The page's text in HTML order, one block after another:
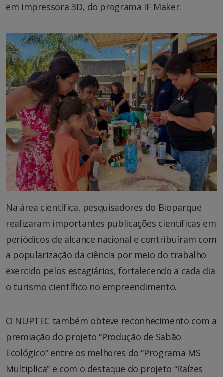
em impressora 3D, do programa IF Maker.
Na área científica, pesquisadores do Bioparque
realizaram importantes publicações científicas em
periódicos de alcance nacional e contribuíram com
a popularização da ciência por meio do trabalho
exercido pelos estagiários, fortalecendo a cada dia
o turismo científico no empreendimento.
O NUPTEC também obteve reconhecimento com a
premiação do projeto “Produção de Sabão
Ecológico” entre os melhores do “Programa MS
Multiplica” e com o destaque do projeto “Raízes